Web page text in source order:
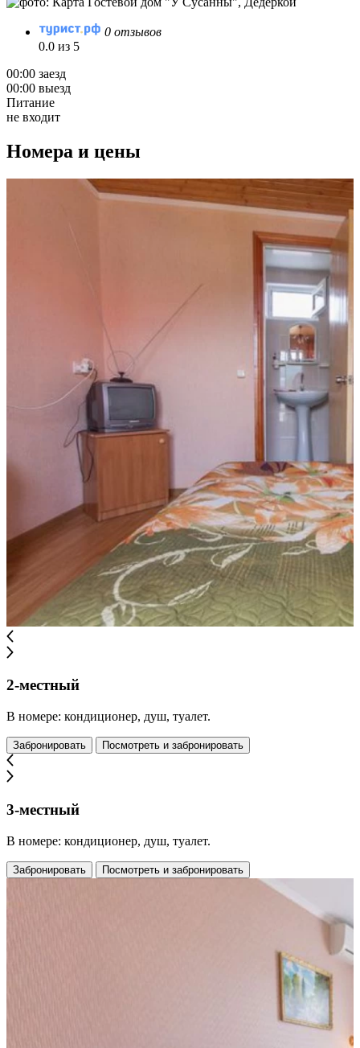
0 отзывов
0.0 из 5
00:00 заезд
00:00 выезд
Питание
не входит
Номера и цены
2-местный
В номере: кондиционер, душ, туалет.
Забронировать Посмотреть и забронировать
3-местный
В номере: кондиционер, душ, туалет.
Забронировать Посмотреть и забронировать